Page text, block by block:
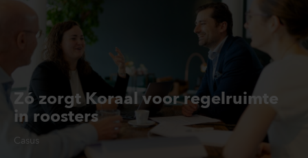
Zó zorgt Koraal voor regelruimte
in roosters
Casus